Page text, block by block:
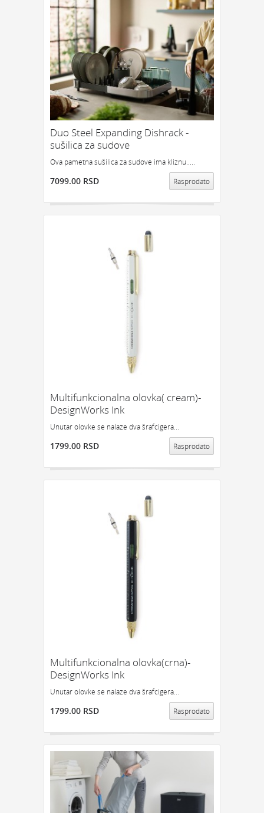
GEDŽETI LED SVETLO
POKLON ZA TINEJDŽERE
IZDVAJAMO:
NAJPRODAVANIJE NOVO
PRONAĐI
Duo Steel Expanding Dishrack -
sušilica za sudove
Ova pametna sušilica za sudove ima kliznu.....
7099.00 RSD Rasprodato
Multifunkcionalna olovka( cream)-
DesignWorks Ink
Unutar olovke se nalaze dva šrafcigera...
1799.00 RSD Rasprodato
Multifunkcionalna olovka(crna)-
DesignWorks Ink
Unutar olovke se nalaze dva šrafcigera...
1799.00 RSD Rasprodato